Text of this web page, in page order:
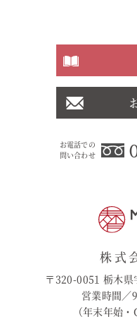
お電話での
問い合わせ
株式
〒320-0051 栃木
営業時間
（年末年始